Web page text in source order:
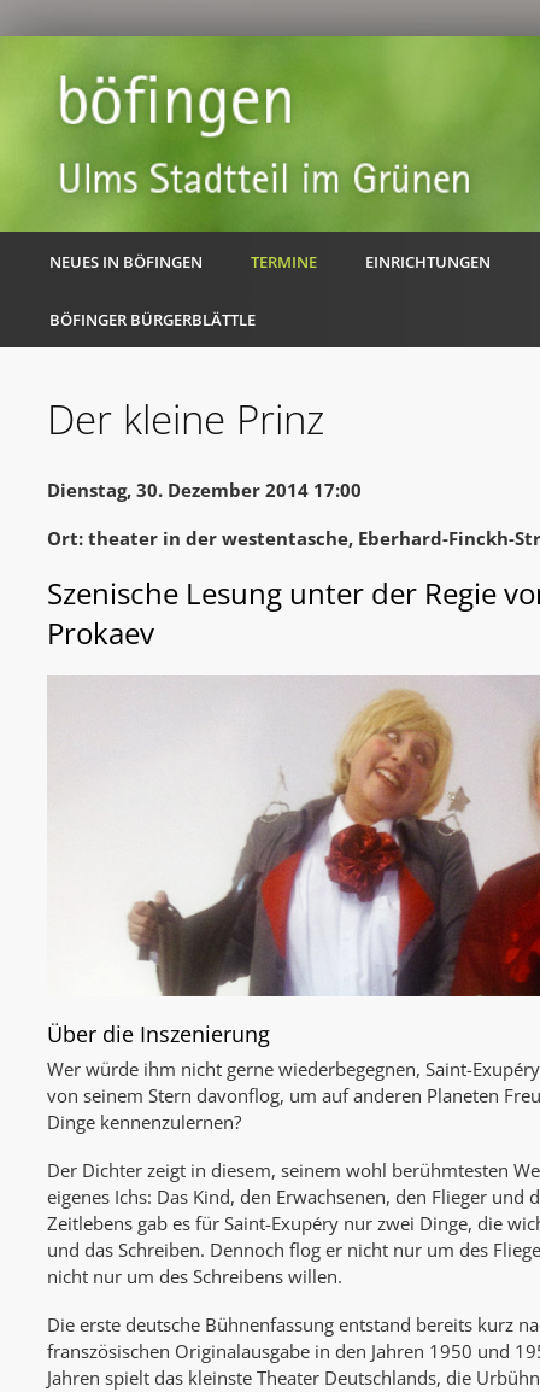
NEUES IN BÖFINGEN TERMINE EINRICHTUNGEN
BÖFINGER BÜRGERBLÄTTLE
Der kleine Prinz
Dienstag, 30. Dezember 2014 17:00
Ort: theater in der westentasche, Eberhard-Finckh-
Szenische Lesung unter der Regie
Prokaev
Über die Inszenierung
Wer würde ihm nicht gerne wiederbegegnen, Saint-
von seinem Stern davonflog, um auf anderen Planeten
Dinge kennenzulernen?
Der Dichter zeigt in diesem, seinem wohl berühmtesten
eigenes Ichs: Das Kind, den Erwachsenen, den Flieger und
Zeitlebens gab es für Saint-Exupéry nur zwei Dinge, die
und das Schreiben. Dennoch flog er nicht nur um des
nicht nur um des Schreibens willen.
Die erste deutsche Bühnenfassung entstand bereits kurz
franszösischen Originalausgabe in den Jahren 1950 und
Jahren spielt das kleinste Theater Deutschlands, die